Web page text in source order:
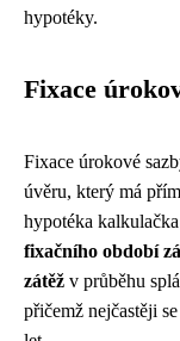
hypotéky.
Fixace
Fixace úrokové
úvěru, který má
hypotéka
fixačního období
zátěž v průběhu
přičemž nejčastěji